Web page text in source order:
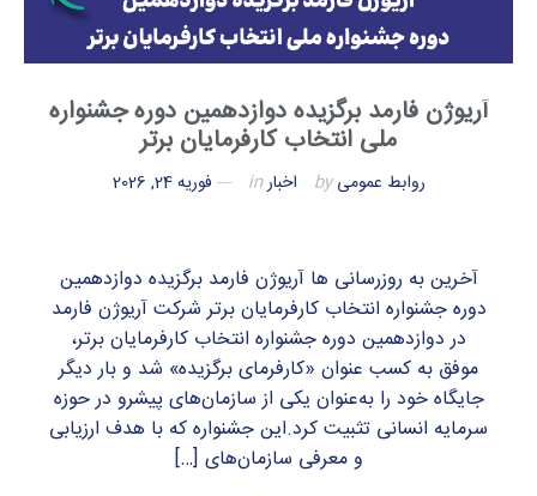
آریوژن فارمد برگزیده دوازدهمین دوره جشنواره
ملی انتخاب کارفرمایان برتر
روابط عمومیby اخبارin فوریه 24, 2026
آخرین به روزرسانی ها آریوژن فارمد برگزیده دوازدهمین
دوره جشنواره انتخاب کارفرمایان برتر​ شرکت آریوژن فارمد
در دوازدهمین دوره جشنواره انتخاب کارفرمایان برتر،
موفق به کسب عنوان «کارفرمای برگزیده» شد و بار دیگر
جایگاه خود را به‌عنوان یکی از سازمان‌های پیشرو در حوزه
سرمایه انسانی تثبیت کرد.این جشنواره که با هدف ارزیابی
و معرفی سازمان‌های […]